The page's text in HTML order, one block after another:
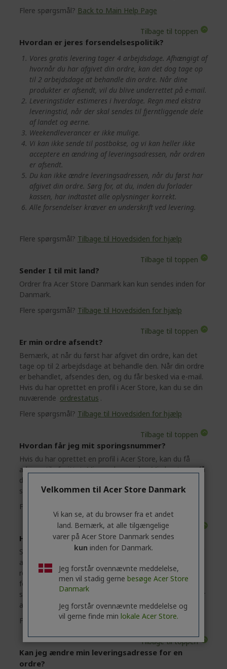
Flere spørgsmål? Back to Main Help Page
Tilbage til toppen
Hvordan er jeres forsendelsespolitik?
Vores gratis levering tager 4 arbejdsdage. Afhængigt af
hvornår du har afgivet din ordre, kan det dog tage op
til 2 arbejdsdage at behandle din ordre. Når dine
produkter er afsendt, vil du blive underrettet på e-mail.
Leveringstider estimeres i hverdage. Regn med ekstra
leveringstid, når der skal sendes til fjerntliggende dele
af landet og øerne.
Weekendleverancer er ikke mulige.
Vi kan ikke sende til postbokse, og vi kan heller ikke
acceptere en ændring af leveringsadressen, når ordren
er afsendt.
Du kan ikke ændre leveringsadressen, når du først har
afgivet din ordre. Sørg for, at du, inden du forlader
kassen, har indtastet alle oplysninger korrekt.
Alle forsendelser kræver en underskrift ved levering.
Flere spørgsmål? Tilbage til Hovedsiden for hjælp
Tilbage til toppen
Sender I til mit land?
Ordrer fra Acer Store Danmark kan kun sendes inden for
Danmark.
Flere spørgsmål? Tilbage til Hovedsiden for hjælp
Tilbage til toppen
Er min ordre afsendt?
Bemærk, at når du først har afgivet din ordre, kan det
tage op til 2 arbejdsdage at behandle den. Når din ordre
er behandlet, afsendes den, og du får besked via e-mail.
Hvis du har oprettet en profil i Acer Store, kan du se din
nuværende ordrestatus .
Flere spørgsmål? Tilbage til Hovedsiden for hjælp
Tilbage til toppen
Hvordan får jeg mit sporingsnummer?
Hvis du har oprettet en profil i Acer Store, kan du få
adgang til afsnittetMine ordrerunderMin kontoog få
dit sporingsnummer. Du modtager også en e-mail med
sporingsnummeret, når din pakke er afsendt.
Flere spørgsmål?
Tilbage til toppen
Hvornår sendes min restordre?
Selvom vi forsøger at vedligeholde lagerbeholdningen af
alle produkter i lageret, kan en vare lejlighedsvis være i
restordre. Normalt bliver produktet tilgængeligt inden
for to uger. Du modtager en e-mail, så snart produktet
sendes. Husk, at du ikke bliver opkrævet, før din ordre er
afsendt.
Flere spørgsmål? Tilbage til Hovedsiden for hjælp
Tilbage til toppen
Kan jeg ændre min leveringsadresse for en
ordre?
Velkommen til Acer Store Danmark
Vi kan se, at du browser fra et andet
land. Bemærk, at alle tilgængelige
varer på Acer Store Danmark sendes
kun inden for Danmark.
Jeg forstår ovennævnte meddelelse,
men vil stadig gerne besøge Acer Store
Danmark
Jeg forstår ovennævnte meddelelse og
vil gerne finde min lokale Acer Store.